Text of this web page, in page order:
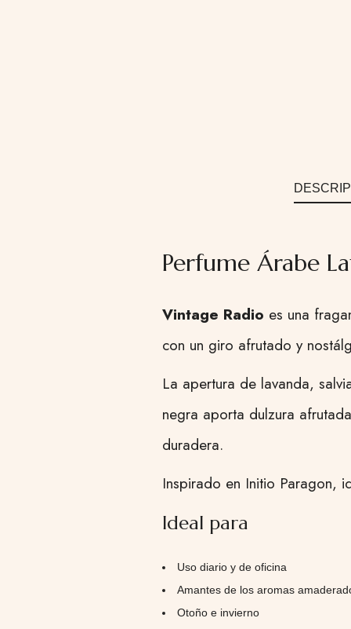
Perfume Árabe
Vintage Radio es una
con un giro afrutado y
La apertura de lavanda,
negra aporta dulzura
duradera.
Inspirado en Initio Paragon,
Ideal para
Uso diario y de oficina
Amantes de los aromas
Otoño e invierno